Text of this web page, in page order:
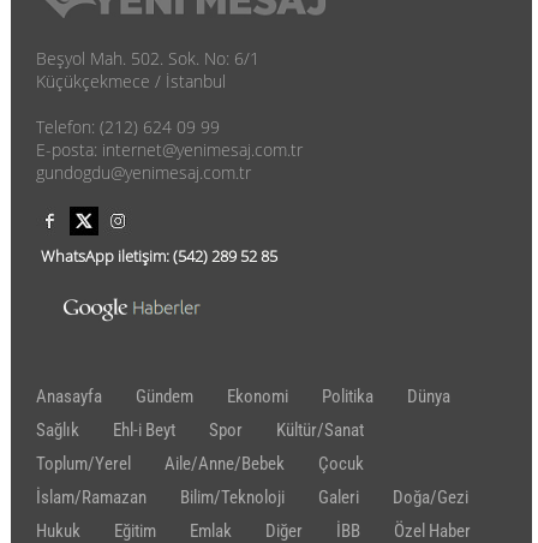
Beşyol Mah. 502. Sok. No: 6/1
Küçükçekmece / İstanbul
Telefon: (212) 624 09 99
E-posta: internet@yenimesaj.com.tr
gundogdu@yenimesaj.com.tr
WhatsApp iletişim:(542)289 52 85
Anasayfa Gündem Ekonomi Politika
Dünya
Sağlık
Ehl-i Beyt Spor
Kültür/Sanat
Toplum/Yerel
Aile/Anne/Bebek
Çocuk
İslam/Ramazan
Bilim/Teknoloji Galeri
Doğa/Gezi
Hukuk
Eğitim Emlak Diğer İBB Özel Haber